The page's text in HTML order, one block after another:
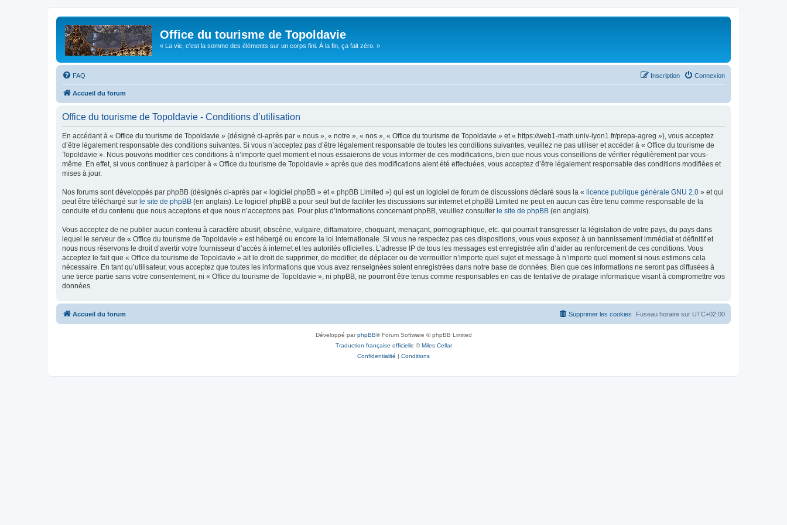
Office du tourisme de Topoldavie
« La vie, c'est la somme des éléments sur un corps fini. À la fin, ça fait zéro. »
FAQ Connexion
Inscription
Accueil du forum
Office du tourisme de Topoldavie - Conditions d’utilisation
En accédant à « Office du tourisme de Topoldavie » (désigné ci-après par « nous », « notre », « nos », « Office du tourisme de Topoldavie » et « https://web1-math.univ-lyon1.fr/prepa-agreg »), vous acceptez
d’être légalement responsable des conditions suivantes. Si vous n’acceptez pas d’être légalement responsable de toutes les conditions suivantes, veuillez ne pas utiliser et accéder à « Office du tourisme de
Topoldavie ». Nous pouvons modifier ces conditions à n’importe quel moment et nous essaierons de vous informer de ces modifications, bien que nous vous conseillons de vérifier régulièrement par vous-
même. En effet, si vous continuez à participer à « Office du tourisme de Topoldavie » après que des modifications aient été effectuées, vous acceptez d’être légalement responsable des conditions modifiées et
mises à jour.
Nos forums sont développés par phpBB (désignés ci-après par « logiciel phpBB » et « phpBB Limited ») qui est un logiciel de forum de discussions déclaré sous la « licence publique générale GNU 2.0 » et qui
peut être téléchargé sur le site de phpBB (en anglais). Le logiciel phpBB a pour seul but de faciliter les discussions sur internet et phpBB Limited ne peut en aucun cas être tenu comme responsable de la
conduite et du contenu que nous acceptons et que nous n’acceptons pas. Pour plus d’informations concernant phpBB, veuillez consulter le site de phpBB (en anglais).
Vous acceptez de ne publier aucun contenu à caractère abusif, obscène, vulgaire, diffamatoire, choquant, menaçant, pornographique, etc. qui pourrait transgresser la législation de votre pays, du pays dans
lequel le serveur de « Office du tourisme de Topoldavie » est hébergé ou encore la loi internationale. Si vous ne respectez pas ces dispositions, vous vous exposez à un bannissement immédiat et définitif et
nous nous réservons le droit d’avertir votre fournisseur d’accès à internet et les autorités officielles. L’adresse IP de tous les messages est enregistrée afin d’aider au renforcement de ces conditions. Vous
acceptez le fait que « Office du tourisme de Topoldavie » ait le droit de supprimer, de modifier, de déplacer ou de verrouiller n’importe quel sujet et message à n’importe quel moment si nous estimons cela
nécessaire. En tant qu’utilisateur, vous acceptez que toutes les informations que vous avez renseignées soient enregistrées dans notre base de données. Bien que ces informations ne seront pas diffusées à
une tierce partie sans votre consentement, ni « Office du tourisme de Topoldavie », ni phpBB, ne pourront être tenus comme responsables en cas de tentative de piratage informatique visant à compromettre vos
données.
Accueil du forum Fuseau horaire sur UTC+02:00
Supprimer les cookies
Développé parphpBB® Forum Software © phpBB Limited
Traduction française officielle ©Miles Cellar
Confidentialité | Conditions